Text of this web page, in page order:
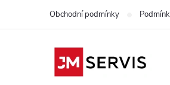
Obchodní podmínky